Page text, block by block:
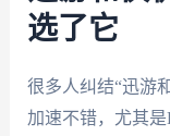
选了它
很多人纠结“迅游
加速不错，尤其